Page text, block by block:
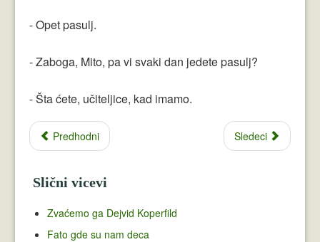
- Opet pasulj.
- Zaboga, Mito, pa vi svaki dan jedete pasulj?
- Šta ćete, učiteljice, kad imamo.
Predhodni Sledeci
Slični vicevi
Zvaćemo ga Dejvid Koperfild
Fato gde su nam deca